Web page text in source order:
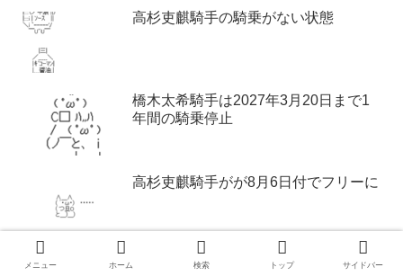
高杉吏麒騎手の騎乗がない状態
橋木太希騎手は2027年3月20日まで1
年間の騎乗停止
高杉吏麒騎手がが8月6日付でフリーに
ヴェルテンベルク「早かった」 マスカ
メニュー ホーム 検索 トップ サイドバー